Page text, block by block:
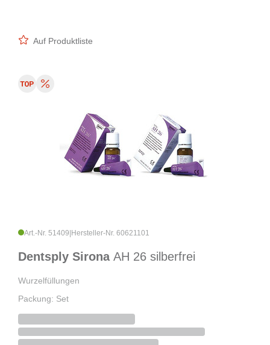
Auf Produktliste
Art.-Nr. 51409 Hersteller-Nr. 60621101
Dentsply Sirona AH 26 silberfrei
Wurzelfüllungen
Packung: Set